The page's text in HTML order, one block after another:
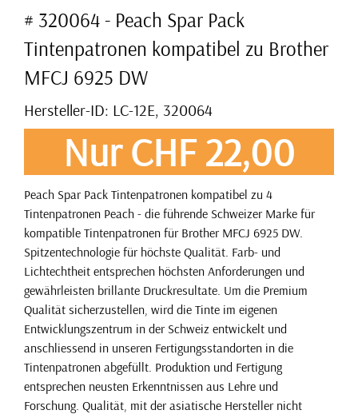
# 320064 - Peach Spar Pack
Tintenpatronen kompatibel zu Brother
MFCJ 6925 DW
Hersteller-ID: LC-12E, 320064
Nur CHF 22,00
Peach Spar Pack Tintenpatronen kompatibel zu 4
Tintenpatronen Peach - die führende Schweizer Marke für
kompatible Tintenpatronen für Brother MFCJ 6925 DW.
Spitzentechnologie für höchste Qualität. Farb- und
Lichtechtheit entsprechen höchsten Anforderungen und
gewährleisten brillante Druckresultate. Um die Premium
Qualität sicherzustellen, wird die Tinte im eigenen
Entwicklungszentrum in der Schweiz entwickelt und
anschliessend in unseren Fertigungsstandorten in die
Tintenpatronen abgefüllt. Produktion und Fertigung
entsprechen neusten Erkenntnissen aus Lehre und
Forschung. Qualität, mit der asiatische Hersteller nicht